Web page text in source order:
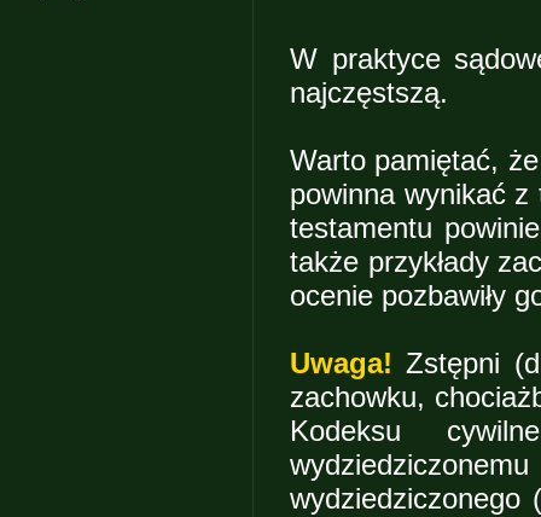
W praktyce
najczęstszą.
Warto pamiętać,
powinna wynikać
testamentu
także przykłady
ocenie pozbawiły
Uwaga!Zstępni
zachowku,
Kodeksu
wydziedziczonego